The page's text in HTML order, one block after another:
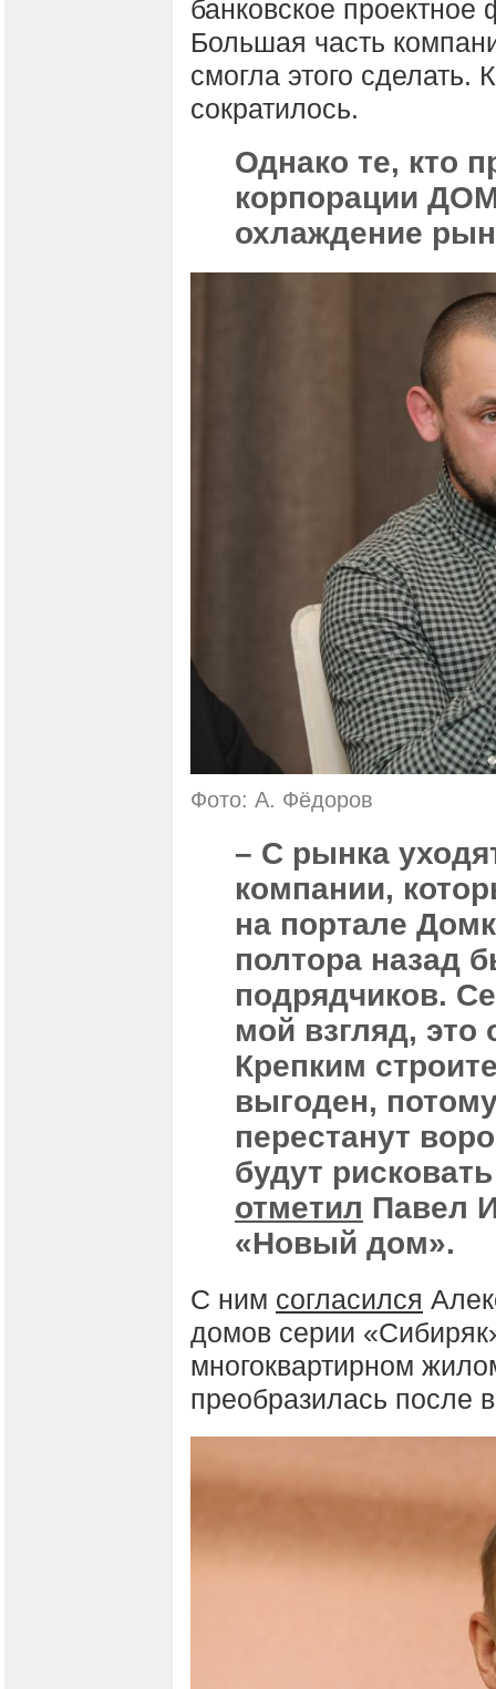
банковское проектное
Большая часть
смогла этого сделать.
сократилось.
Однако те, кто
корпорации
охлаждение
Фото: А. Фёдоров
– С рынка
компании,
на портале
полтора назад
подрядчиков.
мой взгляд, это
Крепким
выгоден,
перестанут
будут
отметил Павел
«Новый дом».
С ним согласился
домов серии
многоквартирном
преобразилась после